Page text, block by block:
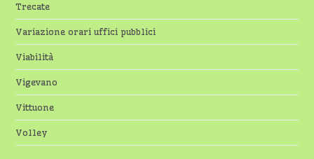
Trecate
Variazione orari uffici pubblici
Viabilità
Vigevano
Vittuone
Volley